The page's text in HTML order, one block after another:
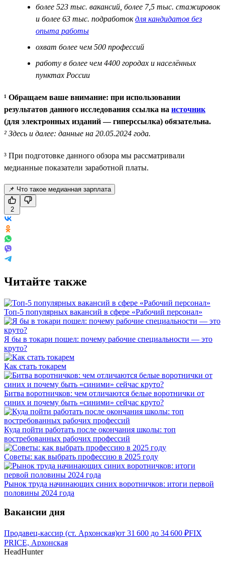
более 523 тыс. вакансий, более 7,5 тыс. стажировок
и более 63 тыс. подработокдля кандидатов без
опыта работы
охват более чем 500 профессий
работу в более чем 4400 городах и населённых
пунктах России
¹ Обращаем ваше внимание: при использовании
результатов данного исследования ссылка на источник
(для электронных изданий — гиперссылка) обязательна.
² Здесь и далее: данные на 20.05.2024 года.
³ При подготовке данного обзора мы рассматривали
медианные показатели заработной платы.
📌 Что такое медианная зарплата
2
Читайте также
Топ-5 популярных вакансий в сфере «Рабочий персонал»
Я бы в токари пошел: почему рабочие специальности — это
круто?
Как стать токарем
Битва воротничков: чем отличаются белые воротнички от
синих и почему быть «синими» сейчас круто?
Куда пойти работать после окончания школы: топ
востребованных рабочих профессий
Советы: как выбрать профессию в 2025 году
Рынок труда начинающих синих воротничков: итоги первой
половины 2024 года
Вакансии дня
Продавец-кассир (ст. Архонская)от 31 600 до 34 600 ₽FIX
PRICE, Архонская
HeadHunter